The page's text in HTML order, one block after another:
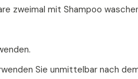
zweimal mit Shampoo
Sie unmittelbar nach